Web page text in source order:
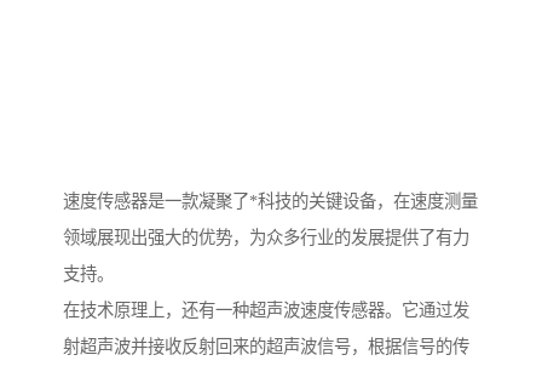
速度传感器是一款凝聚了*科技的关键设备，在速度测量
领域展现出强大的优势，为众多行业的发展提供了有力
支持。
在技术原理上，还有一种超声波速度传感器。它通过发
射超声波并接收反射回来的超声波信号，根据信号的传